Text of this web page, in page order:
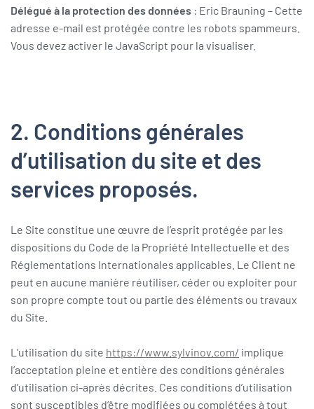
Délégué à la protection des données : Eric Brauning – Cette
adresse e-mail est protégée contre les robots spammeurs.
Vous devez activer le JavaScript pour la visualiser.
2. Conditions générales
d’utilisation du site et des
services proposés.
Le Site constitue une œuvre de l’esprit protégée par les
dispositions du Code de la Propriété Intellectuelle et des
Réglementations Internationales applicables. Le Client ne
peut en aucune manière réutiliser, céder ou exploiter pour
son propre compte tout ou partie des éléments ou travaux
du Site.
L’utilisation du site https://www.sylvinov.com/ implique
l’acceptation pleine et entière des conditions générales
d’utilisation ci-après décrites. Ces conditions d’utilisation
sont susceptibles d’être modifiées ou complétées à tout